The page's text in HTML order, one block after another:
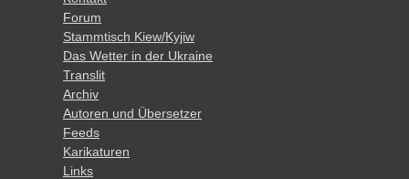
Forum
Stammtisch Kiew/Kyjiw
Das Wetter in der Ukraine
Translit
Archiv
Autoren und Übersetzer
Feeds
Karikaturen
Links